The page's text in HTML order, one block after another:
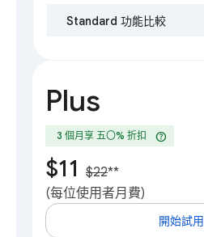
Standard 功能比較
Plus
3 個月享 五〇% 折扣 help
$11 $22**
(每位使用者月費)
開始試用